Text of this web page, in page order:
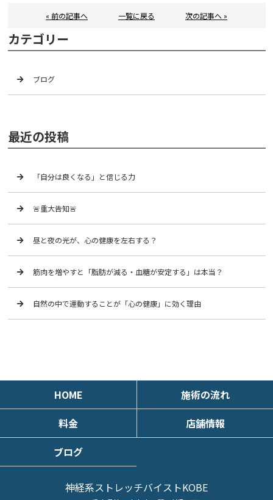
« 前の記事へ 一覧に戻る 次の記事へ »
カテゴリー
ブログ
最近の投稿
「自分は良くなる」と信じる力
🚨重大告知🚨
昼と夜の光が、心の健康を左右する？
筋肉を増やすと「脂肪が減る・血糖が安定する」は本当？
自然の中で運動することが「心の健康」に効く理由
HOME
施術の流れ
料金
店舗情報
ブログ
神経系ストレッチバイストKOBE